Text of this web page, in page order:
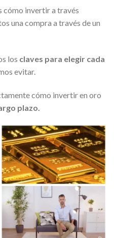
cómo invertir a través
una compra a través de un
los claves para elegir cada
evitar.
cómo invertir en oro
plazo.